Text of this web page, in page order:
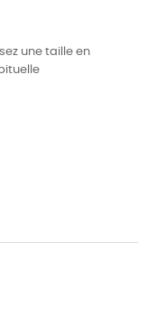
une taille en